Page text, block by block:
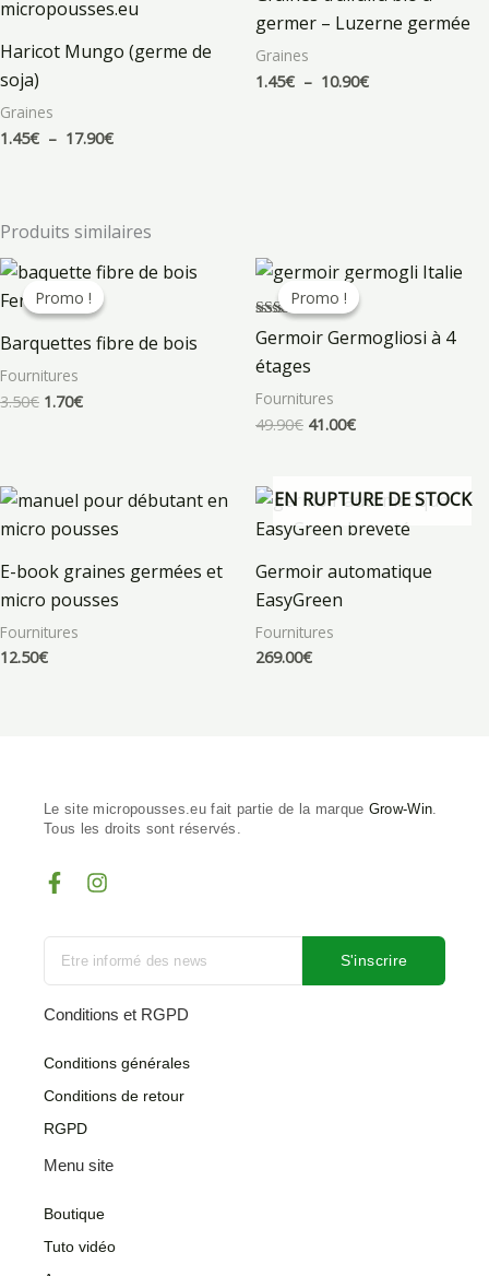
Haricot Mungo (germe de
soja)
Graines
1.45€ – 17.90€
17.90€
germer – Luzerne germée
Graines
1.45€ – 10.90€
10.90€
Produits similaires
Promo !
Promo !
Barquettes fibre de bois
Fournitures
3.50€
Le
prix
initial
était :
3.50€.
1.70€
Le
actuel
est :
1.70€.
Promo !
Promo !
Note
5.00
sur 5
Germoir Germogliosi à 4
étages
Fournitures
49.90€
Le
initial
était :
49.90€.
41.00€
Le
actuel
41.00€.
E-book graines germées et
micro pousses
Fournitures
12.50€
EN RUPTURE DE STOCK
Germoir automatique
EasyGreen
Fournitures
269.00€
Le site micropousses.eu fait partie de la marque Grow-Win.
Tous les droits sont réservés.
F
a
e
b
o
o
k
-
f
I
n
t
a
g
r
a
S'inscrire
Conditions et RGPD
Conditions générales
Conditions de retour
RGPD
Menu site
Boutique
Tuto vidéo